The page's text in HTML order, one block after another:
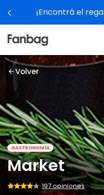
de la Niñez!
Volver
GASTRONOMÍA
Market
197 opiniones